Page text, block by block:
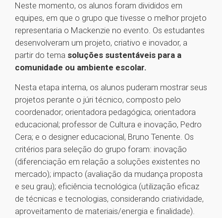
Neste momento, os alunos foram divididos em
equipes, em que o grupo que tivesse o melhor projeto
representaria o Mackenzie no evento. Os estudantes
desenvolveram um projeto, criativo e inovador, a
partir do tema soluções sustentáveis para a
comunidade ou ambiente escolar.
Nesta etapa interna, os alunos puderam mostrar seus
projetos perante o júri técnico, composto pelo
coordenador; orientadora pedagógica; orientadora
educacional; professor de Cultura e inovação, Pedro
Cera; e o designer educacional, Bruno Tenente. Os
critérios para seleção do grupo foram: inovação
(diferenciação em relação a soluções existentes no
mercado); impacto (avaliação da mudança proposta
e seu grau); eficiência tecnológica (utilização eficaz
de técnicas e tecnologias, considerando criatividade,
aproveitamento de materiais/energia e finalidade).